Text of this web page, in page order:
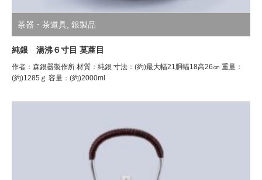
茶器・茶道具 銀製品
純銀 湯沸６寸目 茣蓙目
作者：森銀器製作所 材質：純銀 寸法：(約)最大幅21胴幅18高26㎝ 重量：
(約)1285ｇ 容量：(約)2000ml